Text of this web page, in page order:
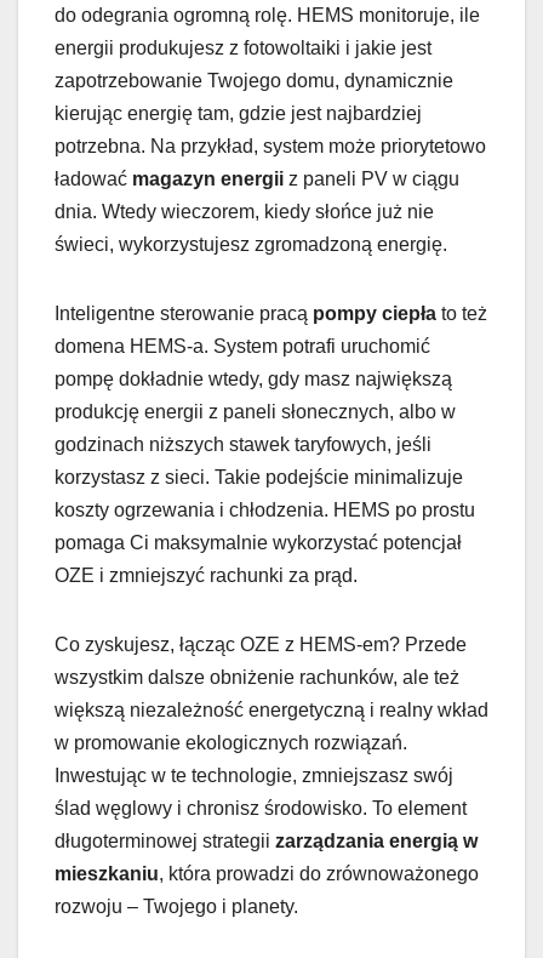
do odegrania ogromną rolę. HEMS monitoruje, ile
energii produkujesz z fotowoltaiki i jakie jest
zapotrzebowanie Twojego domu, dynamicznie
kierując energię tam, gdzie jest najbardziej
potrzebna. Na przykład, system może priorytetowo
ładować magazyn energii z paneli PV w ciągu
dnia. Wtedy wieczorem, kiedy słońce już nie
świeci, wykorzystujesz zgromadzoną energię.
Inteligentne sterowanie pracą pompy ciepła to też
domena HEMS-a. System potrafi uruchomić
pompę dokładnie wtedy, gdy masz największą
produkcję energii z paneli słonecznych, albo w
godzinach niższych stawek taryfowych, jeśli
korzystasz z sieci. Takie podejście minimalizuje
koszty ogrzewania i chłodzenia. HEMS po prostu
pomaga Ci maksymalnie wykorzystać potencjał
OZE i zmniejszyć rachunki za prąd.
Co zyskujesz, łącząc OZE z HEMS-em? Przede
wszystkim dalsze obniżenie rachunków, ale też
większą niezależność energetyczną i realny wkład
w promowanie ekologicznych rozwiązań.
Inwestując w te technologie, zmniejszasz swój
ślad węglowy i chronisz środowisko. To element
długoterminowej strategii zarządzania energią w
mieszkaniu, która prowadzi do zrównoważonego
rozwoju – Twojego i planety.